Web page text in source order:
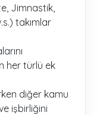
Jimnastik,
takımlar
her türlü ek
diğer kamu
işbirliğini